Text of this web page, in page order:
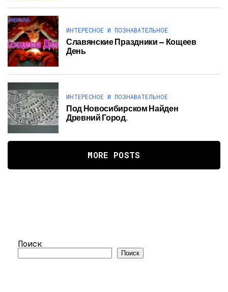
ИНТЕРЕСНОЕ И ПОЗНАВАТЕЛЬНОЕ
Славянские Праздники — Кощеев
День
ИНТЕРЕСНОЕ И ПОЗНАВАТЕЛЬНОЕ
Под Новосибирском Найден
Древний Город.
MORE POSTS
Поиск
Поиск